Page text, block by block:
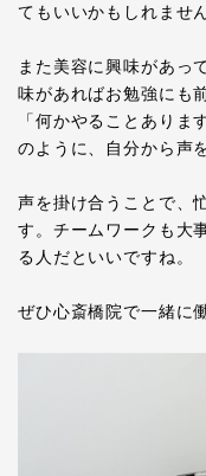
てもいいかもしれませ
また美容に興味があっ
味があればお勉強にも
「何かやることありま
のように、自分から声
声を掛け合うことで、
す。チームワークも大
る人だといいですね。
ぜひ心斎橋院で一緒に